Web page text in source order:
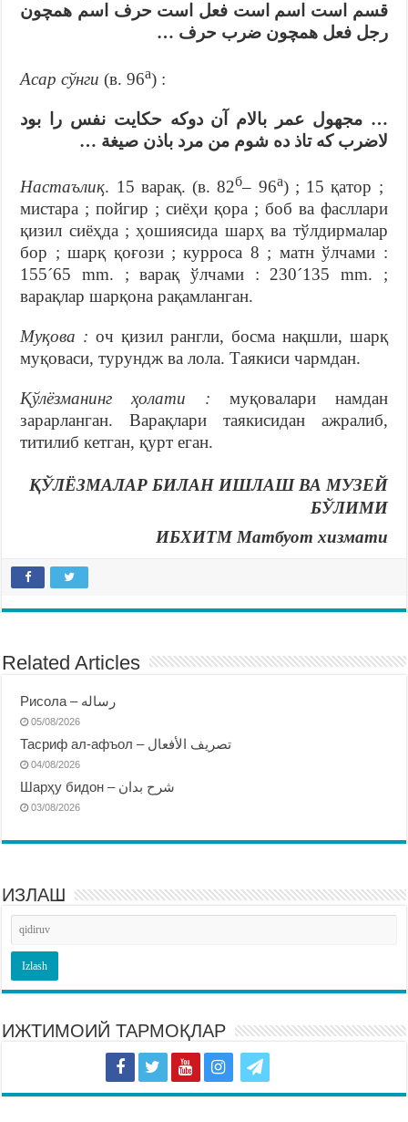
قسم است اسم است فعل است حرف اسم همچون
رجل فعل همچون ضرب حرف …
Асар сўнги (в. 96а) :
… مجهول عمر بالام آن دوكه حكايت نفس را بود
لاضرب كه تاذ ده شوم من مرد باذن صيغة …
Настаълиқ. 15 варақ. (в. 82б– 96а) ; 15 қатор ;
мистара ; пойгир ; сиёҳи қора ; боб ва фасллари
қизил сиёҳда ; ҳошиясида шарҳ ва тўлдирмалар
бор ; шарқ қоғози ; курроса 8 ; матн ўлчами :
155´65 mm. ; варақ ўлчами : 230´135 mm. ;
варақлар шарқона рақамланган.
Муқова : оч қизил рангли, босма нақшли, шарқ
муқоваси, турундж ва лола. Таякиси чармдан.
Қўлёзманинг ҳолати : муқовалари намдан
зарарланган. Варақлари таякисидан ажралиб,
титилиб кетган, қурт еган.
ҚЎЛЁЗМАЛАР БИЛАН ИШЛАШ ВА МУЗЕЙ
БЎЛИМИ
ИБХИТМ Матбуот хизмати
Related Articles
Рисола – رساله
05/08/2026
Тасриф ал-афъол – تصريف الأفعال
04/08/2026
Шарҳу бидон – شرح بدان
03/08/2026
ИЗЛАШ
ИЖТИМОИЙ ТАРМОҚЛАР